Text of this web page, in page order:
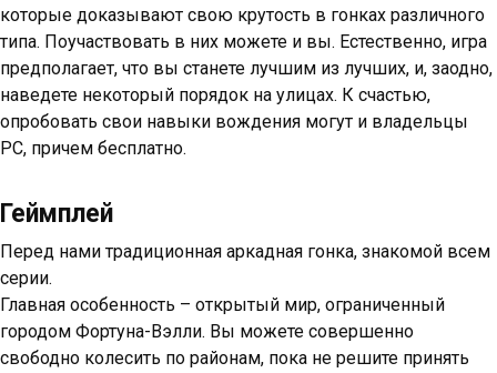
которые доказывают свою крутость в гонках различного
типа. Поучаствовать в них можете и вы. Естественно, игра
предполагает, что вы станете лучшим из лучших, и, заодно,
наведете некоторый порядок на улицах. К счастью,
опробовать свои навыки вождения могут и владельцы
PC, причем бесплатно.
Геймплей
Перед нами традиционная аркадная гонка, знакомой всем
серии.
Главная особенность – открытый мир, ограниченный
городом Фортуна-Вэлли. Вы можете совершенно
свободно колесить по районам, пока не решите принять